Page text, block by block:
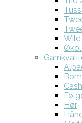
Hør